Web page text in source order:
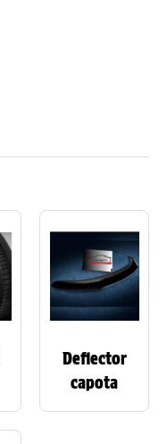
Deflector
capota